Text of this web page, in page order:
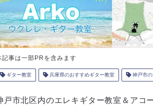
記事は一部PRを含みます
ギター教室 兵庫県のおすすめギター教室 神戸市の
戸市北区内のエレキギター教室＆アコ